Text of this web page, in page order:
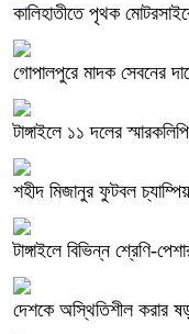
কালিহাতীতে পৃথক
গোপালপুরে মাদক সেবনের
টাঙ্গাইলে ১১ দলের
শহীদ মিজানুর ফুটবল
টাঙ্গাইলে বিভিন্ন শ্রেণি-
দেশকে অস্থিতিশীল করার